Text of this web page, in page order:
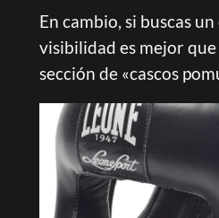
En cambio, si buscas
visibilidad es mejor
sección de «cascos